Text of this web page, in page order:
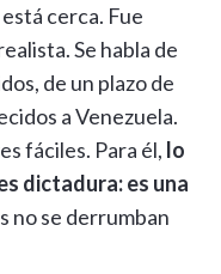
cerca. Fue
Se habla de
de un plazo de
a Venezuela.
fáciles. Para él, lo
dictadura: es una
no se derrumban